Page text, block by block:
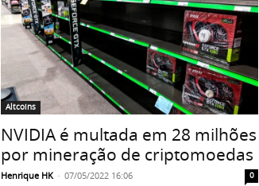
Altcoins
NVIDIA é multada em 28 milhões
por mineração de criptomoedas
Henrique HK - 07/05/2022 16:06 0